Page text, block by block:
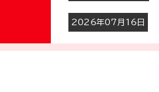
2026年07月16日